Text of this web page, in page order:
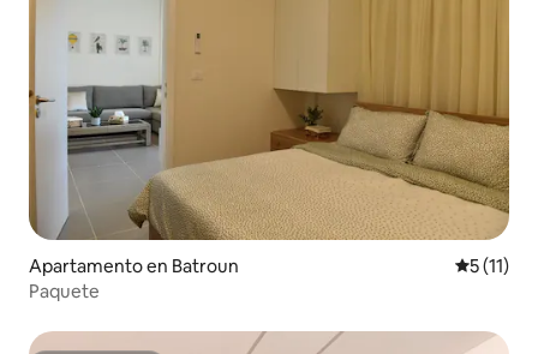
Apartamento en Batroun
5 (11)
Paquete